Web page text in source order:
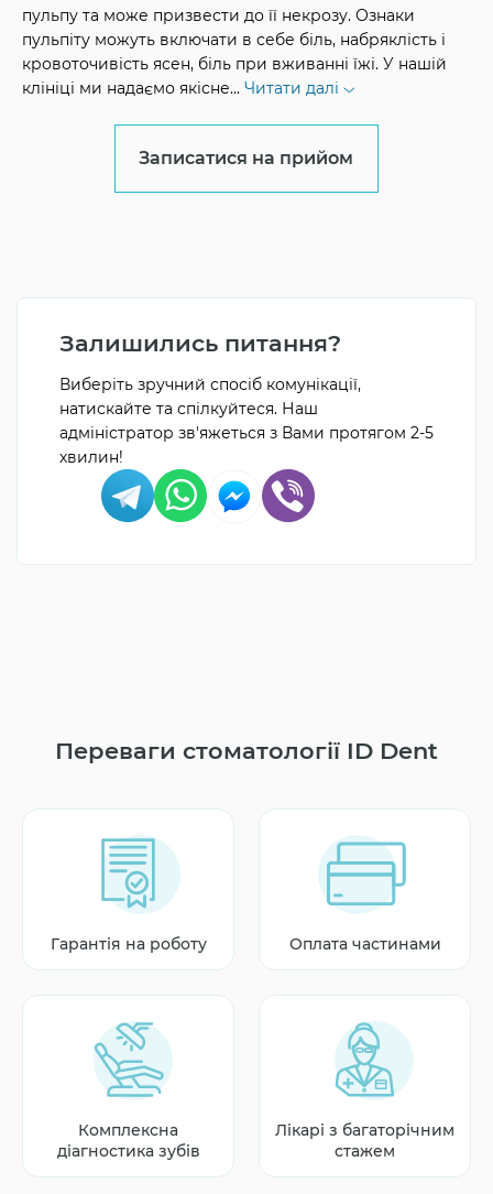
пульпу та може призвести до її некрозу. Ознаки
пульпіту можуть включати в себе біль, набряклість і
кровоточивість ясен, біль при вживанні їжі. У нашій
клініці ми надаємо якісне... Читати далі
Записатися на прийом
Залишились питання?
Виберіть зручний спосіб комунікації,
натискайте та спілкуйтеся. Наш
адміністратор зв'яжеться з Вами протягом 2-5
хвилин!
Переваги стоматології ID Dent
Гарантія на роботу Оплата частинами
Комплексна
діагностика зубів
Лікарі з багаторічним
стажем